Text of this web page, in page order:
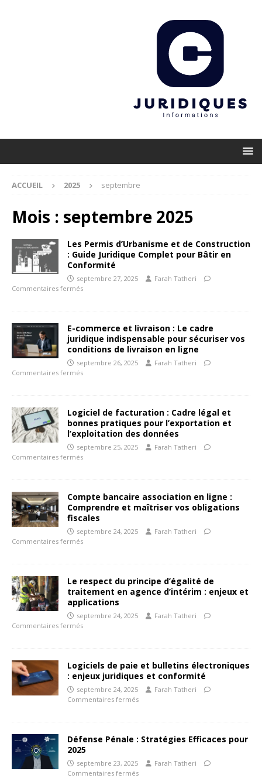
ACCUEIL 2025 septembre
Mois : septembre 2025
Les Permis d’Urbanisme et de Construction
: Guide Juridique Complet pour Bâtir en
Conformité
septembre 27, 2025
Farah Tatheri
Commentaires fermés
E-commerce et livraison : Le cadre
juridique indispensable pour sécuriser vos
conditions de livraison en ligne
septembre 26, 2025
Farah Tatheri
Commentaires fermés
Logiciel de facturation : Cadre légal et
bonnes pratiques pour l’exportation et
l’exploitation des données
septembre 25, 2025
Farah Tatheri
Commentaires fermés
Compte bancaire association en ligne :
Comprendre et maîtriser vos obligations
fiscales
septembre 24, 2025
Farah Tatheri
Commentaires fermés
Le respect du principe d’égalité de
traitement en agence d’intérim : enjeux et
applications
septembre 24, 2025
Farah Tatheri
Commentaires fermés
Logiciels de paie et bulletins électroniques
: enjeux juridiques et conformité
septembre 24, 2025
Farah Tatheri
Commentaires fermés
Défense Pénale : Stratégies Efficaces pour
2025
septembre 23, 2025
Farah Tatheri
Commentaires fermés